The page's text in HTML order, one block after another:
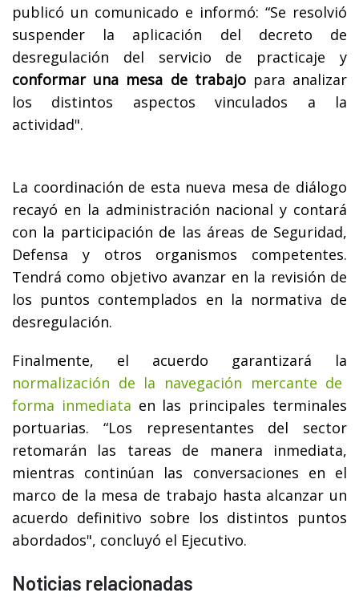
publicó un comunicado e informó: “Se resolvió
suspender la aplicación del decreto de
desregulación del servicio de practicaje y
conformar una mesa de trabajo para analizar
los distintos aspectos vinculados a la
actividad".
La coordinación de esta nueva mesa de diálogo
recayó en la administración nacional y contará
con la participación de las áreas de Seguridad,
Defensa y otros organismos competentes.
Tendrá como objetivo avanzar en la revisión de
los puntos contemplados en la normativa de
desregulación.
Finalmente, el acuerdo garantizará la
normalización de la navegación mercante de
forma inmediata en las principales terminales
portuarias. “Los representantes del sector
retomarán las tareas de manera inmediata,
mientras continúan las conversaciones en el
marco de la mesa de trabajo hasta alcanzar un
acuerdo definitivo sobre los distintos puntos
abordados", concluyó el Ejecutivo.
Noticias relacionadas